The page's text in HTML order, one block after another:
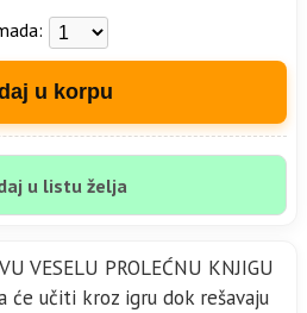
u korpu
u listu želja
VESELU PROLEĆNU КNJIGU
će učiti kroz igru dok rešavaju